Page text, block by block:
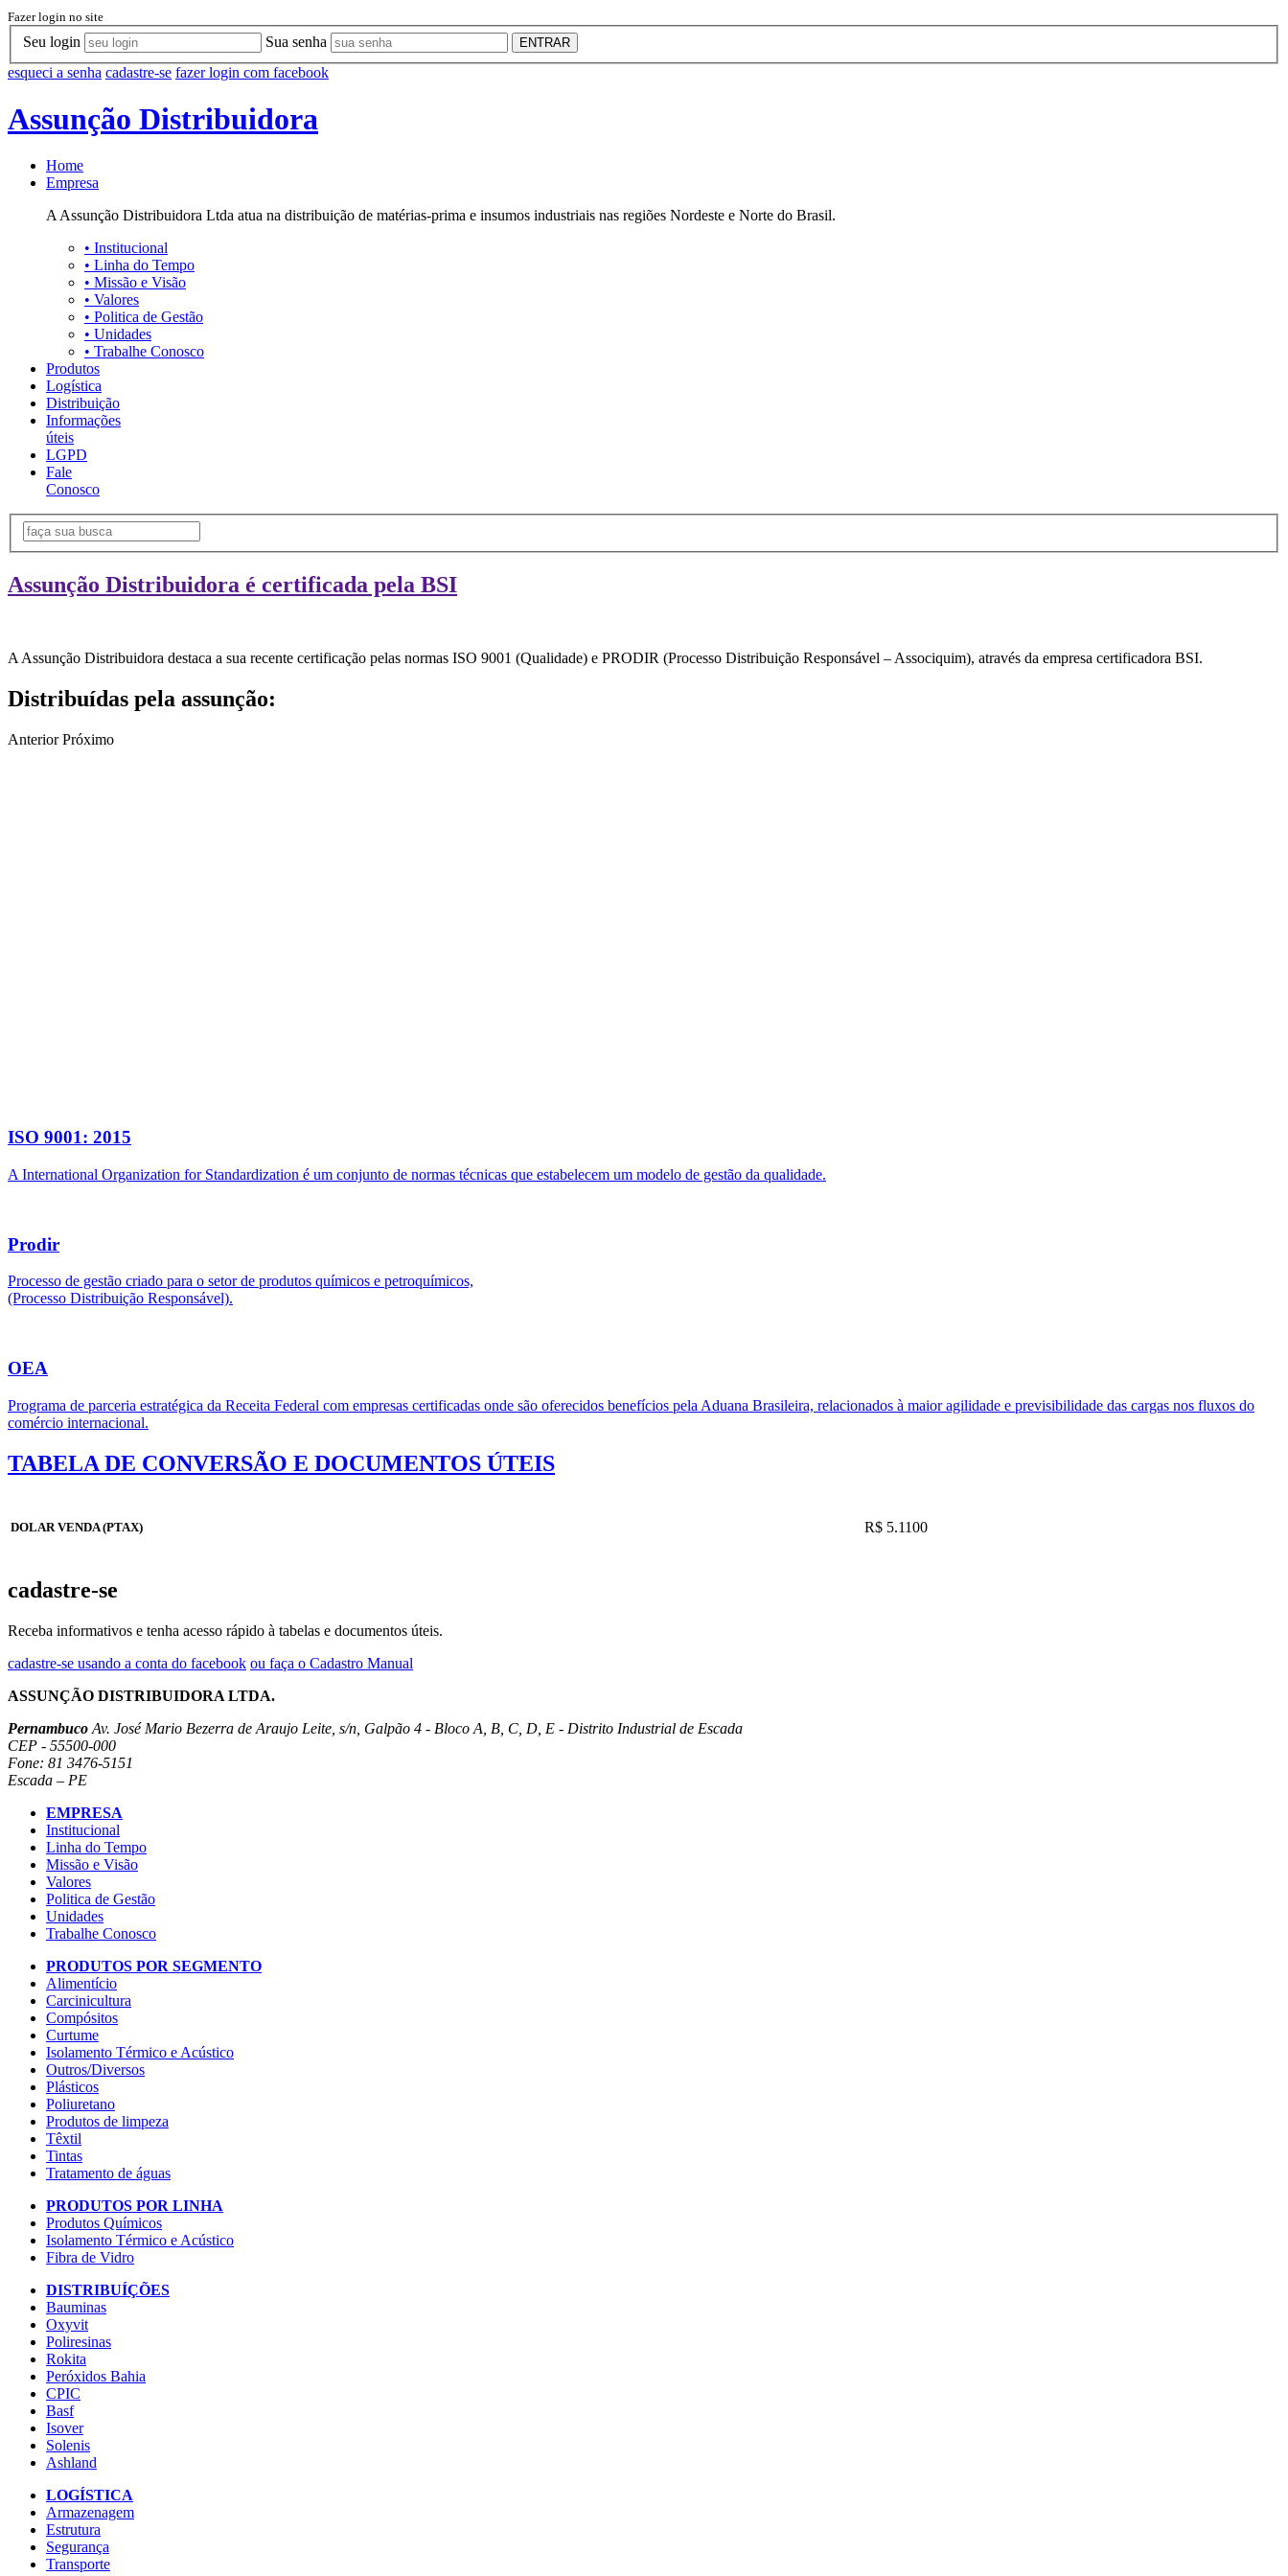
Fazer login no site
Seu login Sua senha ENTRAR
esqueci a senha cadastre-se fazer login com facebook
Assunção Distribuidora
Home
Empresa
A Assunção Distribuidora Ltda atua na distribuição de matérias-prima e insumos industriais nas regiões Nordeste e Norte do Brasil.
• Institucional
• Linha do Tempo
• Missão e Visão
• Valores
• Politica de Gestão
• Unidades
• Trabalhe Conosco
Produtos
Logística
Distribuição
Informações
úteis
LGPD
Fale
Conosco
Assunção Distribuidora é certificada pela BSI
A Assunção Distribuidora destaca a sua recente certificação pelas normas ISO 9001 (Qualidade) e PRODIR (Processo Distribuição Responsável – Associquim), através da empresa certificadora BSI.
Distribuídas pela assunção:
Anterior Próximo
ISO 9001: 2015
A International Organization for Standardization é um conjunto de normas técnicas que estabelecem um modelo de gestão da qualidade.
Prodir
Processo de gestão criado para o setor de produtos químicos e petroquímicos,
(Processo Distribuição Responsável).
OEA
Programa de parceria estratégica da Receita Federal com empresas certificadas onde são oferecidos benefícios pela Aduana Brasileira, relacionados à maior agilidade e previsibilidade das cargas nos fluxos do
comércio internacional.
TABELA DE CONVERSÃO E DOCUMENTOS ÚTEIS
DOLAR VENDA (PTAX) R$ 5.1100
cadastre-se
Receba informativos e tenha acesso rápido à tabelas e documentos úteis.
cadastre-se usando a conta do facebook ou faça o Cadastro Manual
ASSUNÇÃO DISTRIBUIDORA LTDA.
Pernambuco Av. José Mario Bezerra de Araujo Leite, s/n, Galpão 4 - Bloco A, B, C, D, E - Distrito Industrial de Escada
CEP - 55500-000
Fone: 81 3476-5151
Escada – PE
EMPRESA
Institucional
Linha do Tempo
Missão e Visão
Valores
Politica de Gestão
Unidades
Trabalhe Conosco
PRODUTOS POR SEGMENTO
Alimentício
Carcinicultura
Compósitos
Curtume
Isolamento Térmico e Acústico
Outros/Diversos
Plásticos
Poliuretano
Produtos de limpeza
Têxtil
Tintas
Tratamento de águas
PRODUTOS POR LINHA
Produtos Químicos
Isolamento Térmico e Acústico
Fibra de Vidro
DISTRIBUÍÇÕES
Bauminas
Oxyvit
Poliresinas
Rokita
Peróxidos Bahia
CPIC
Basf
Isover
Solenis
Ashland
LOGÍSTICA
Armazenagem
Estrutura
Segurança
Transporte